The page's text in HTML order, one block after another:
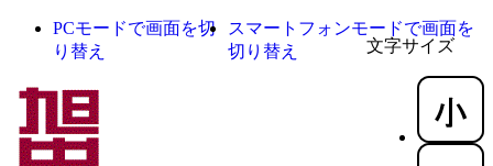
文字サイズ
PCモードで画面を切
り替え
スマートフォンモードで画面を
切り替え